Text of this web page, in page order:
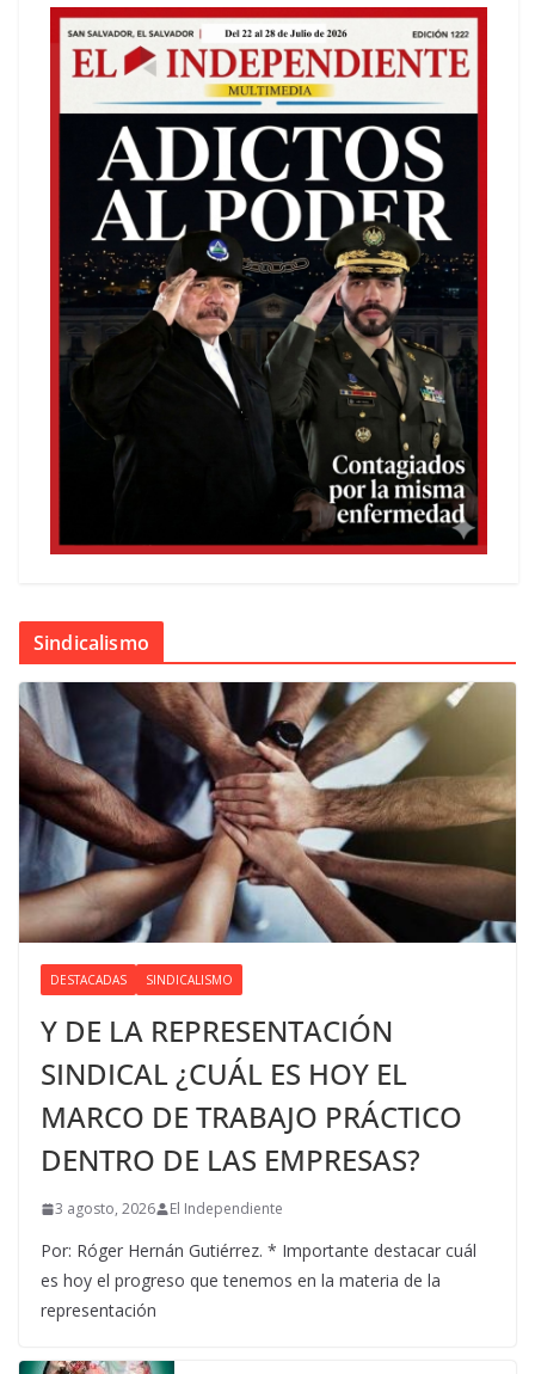
Sindicalismo
DESTACADAS SINDICALISMO
Y DE LA REPRESENTACIÓN
SINDICAL ¿CUÁL ES HOY EL
MARCO DE TRABAJO PRÁCTICO
DENTRO DE LAS EMPRESAS?
3 agosto, 2026 El Independiente
Por: Róger Hernán Gutiérrez. * Importante destacar cuál
es hoy el progreso que tenemos en la materia de la
representación